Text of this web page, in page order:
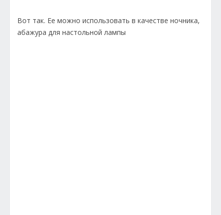
Вот так. Ее можно использовать в качестве ночника,
абажура для настольной лампы